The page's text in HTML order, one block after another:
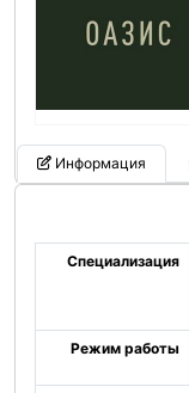
Информация
Специализация
Режим работы